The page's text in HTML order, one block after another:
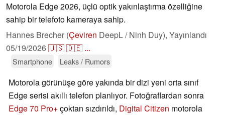
Motorola Edge 2026, üçlü optik yakınlaştırma özelliğine
sahip bir telefoto kameraya sahip.
Hannes Brecher (Çeviren DeepL / Ninh Duy), Yayınlandı
05/19/2026🇺🇸🇩🇪 ...
Smartphone Leaks / Rumors
Motorola görünüşe göre yakında bir dizi yeni orta sınıf
Edge serisi akıllı telefon planlıyor. Fotoğraflardan sonra
Edge 70 Pro+çoktan sızdırıldı, Digital Citizen motorola